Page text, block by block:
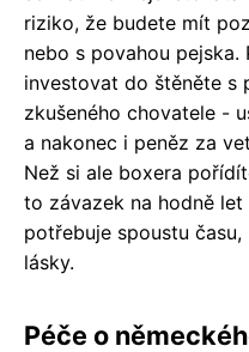
riziko, že budete mít
nebo s povahou
investovat do štěněte s
zkušeného chovatele -
a nakonec i peněz za
Než si ale boxera
to závazek na hodně
potřebuje spoustu
lásky.
Péče o